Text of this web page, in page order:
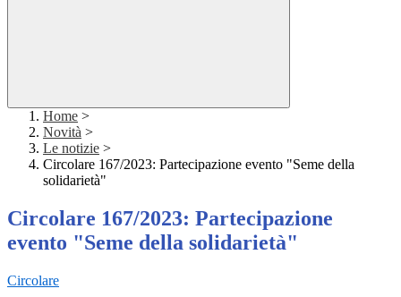
Home >
Novità >
Le notizie >
Circolare 167/2023: Partecipazione evento "Seme della
solidarietà"
Circolare 167/2023: Partecipazione
evento "Seme della solidarietà"
Circolare